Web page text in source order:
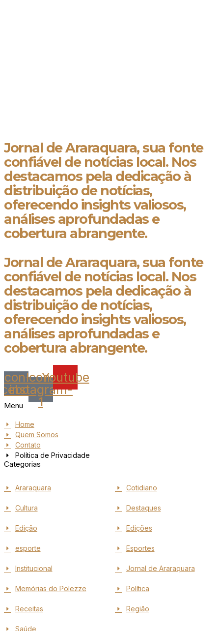
Jornal de Araraquara, sua fonte
confiável de notícias local. Nos
destacamos pela dedicação à
distribuição de notícias,
oferecendo insights valiosos,
análises aprofundadas e
cobertura abrangente.
Jornal de Araraquara, sua fonte
confiável de notícias local. Nos
destacamos pela dedicação à
distribuição de notícias,
oferecendo insights valiosos,
análises aprofundadas e
cobertura abrangente.
Icon-Icon-
instagram-
1
Youtube
Menu
Home
Quem Somos
Contato
Política de Privacidade
Categorias
Araraquara Cotidiano
Cultura Destaques
Edição Edições
esporte Esportes
Institucional Jornal de Araraquara
Memórias do Polezze Política
Receitas Região
Saúde